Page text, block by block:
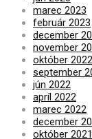
marec 2023
február 2023
december
november
október 2022
september
jún 2022
apríl 2022
marec 2022
december
október 2021